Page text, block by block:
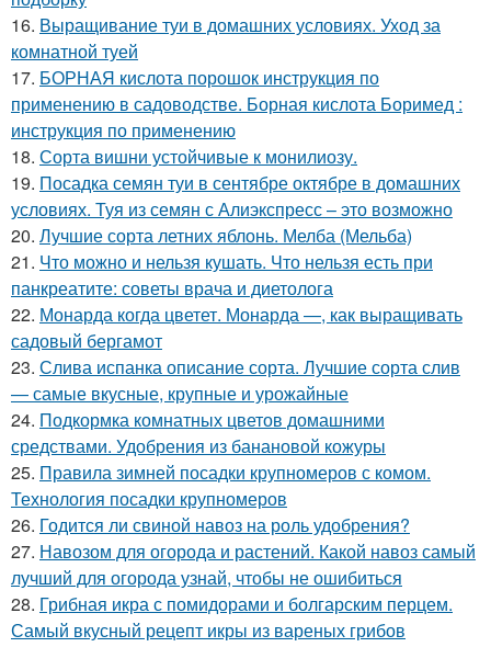
16. Выращивание туи в домашних условиях. Уход за
комнатной туей
17. БОРНАЯ кислота порошок инструкция по
применению в садоводстве. Борная кислота Боримед :
инструкция по применению
18. Сорта вишни устойчивые к монилиозу.
19. Посадка семян туи в сентябре октябре в домашних
условиях. Туя из семян с Алиэкспресс – это возможно
20. Лучшие сорта летних яблонь. Мелба (Мельба)
21. Что можно и нельзя кушать. Что нельзя есть при
панкреатите: советы врача и диетолога
22. Монарда когда цветет. Монарда —, как выращивать
садовый бергамот
23. Слива испанка описание сорта. Лучшие сорта слив
— самые вкусные, крупные и урожайные
24. Подкормка комнатных цветов домашними
средствами. Удобрения из банановой кожуры
25. Правила зимней посадки крупномеров с комом.
Технология посадки крупномеров
26. Годится ли свиной навоз на роль удобрения?
27. Навозом для огорода и растений. Какой навоз самый
лучший для огорода узнай, чтобы не ошибиться
28. Грибная икра с помидорами и болгарским перцем.
Самый вкусный рецепт икры из вареных грибов